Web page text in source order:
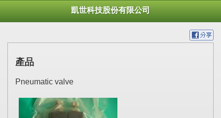
凱世科技股份有限公司
產品
Pneumatic valve